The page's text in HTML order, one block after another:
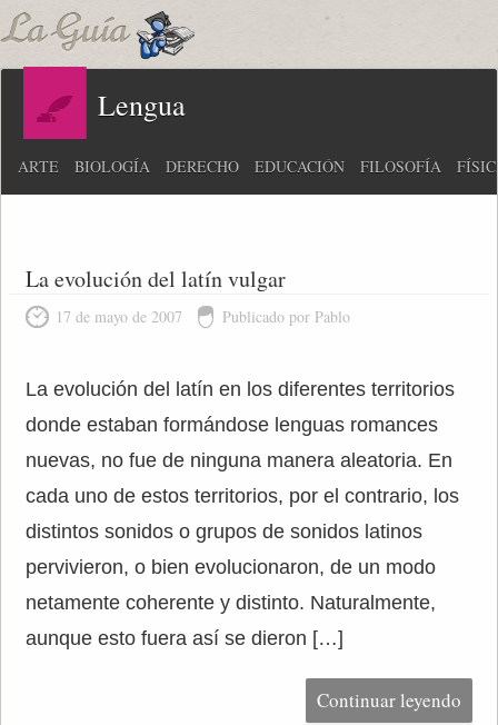
Lengua
ARTE BIOLOGÍA DERECHO EDUCACIÓN FILOSOFÍA
La evolución del latín vulgar
17 de mayo de 2007 Publicado por Pablo
La evolución del latín en los diferentes territorios
donde estaban formándose lenguas romances
nuevas, no fue de ninguna manera aleatoria. En
cada uno de estos territorios, por el contrario, los
distintos sonidos o grupos de sonidos latinos
pervivieron, o bien evolucionaron, de un modo
netamente coherente y distinto. Naturalmente,
aunque esto fuera así se dieron […]
Continuar leyendo